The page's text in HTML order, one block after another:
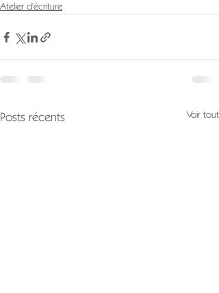
Atelier d'écriture
Posts récents Voir tout